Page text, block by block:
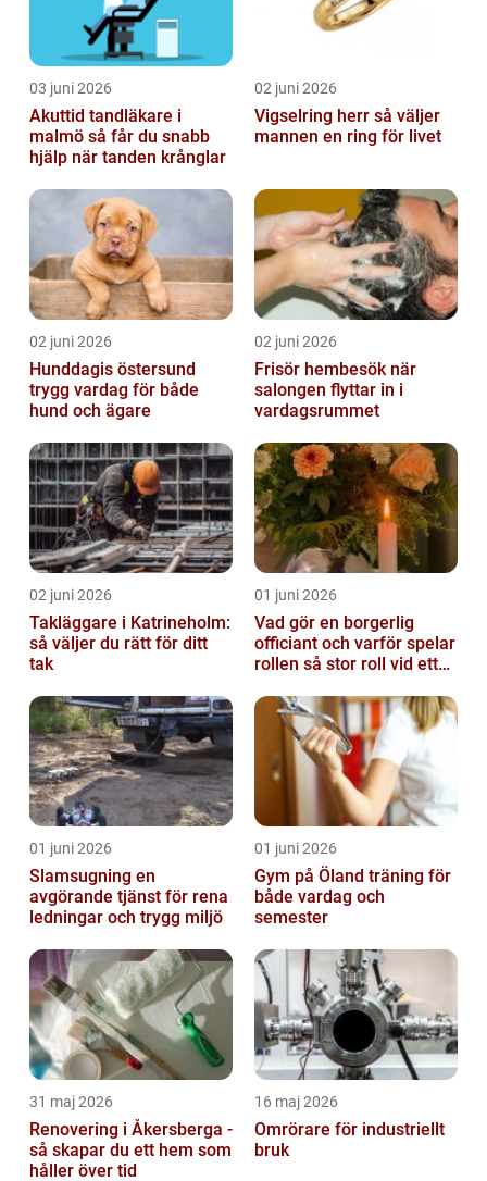
03 juni 2026
Akuttid tandläkare i
malmö så får du snabb
hjälp när tanden krånglar
02 juni 2026
Vigselring herr så väljer
mannen en ring för livet
02 juni 2026
Hunddagis östersund
trygg vardag för både
hund och ägare
02 juni 2026
Frisör hembesök när
salongen flyttar in i
vardagsrummet
02 juni 2026
Takläggare i Katrineholm:
så väljer du rätt för ditt
tak
01 juni 2026
Vad gör en borgerlig
officiant och varför spelar
rollen så stor roll vid ett
01 juni 2026
Slamsugning en
avgörande tjänst för rena
ledningar och trygg miljö
01 juni 2026
Gym på Öland träning för
både vardag och
semester
31 maj 2026
Renovering i Åkersberga -
så skapar du ett hem som
håller över tid
16 maj 2026
Omrörare för industriellt
bruk